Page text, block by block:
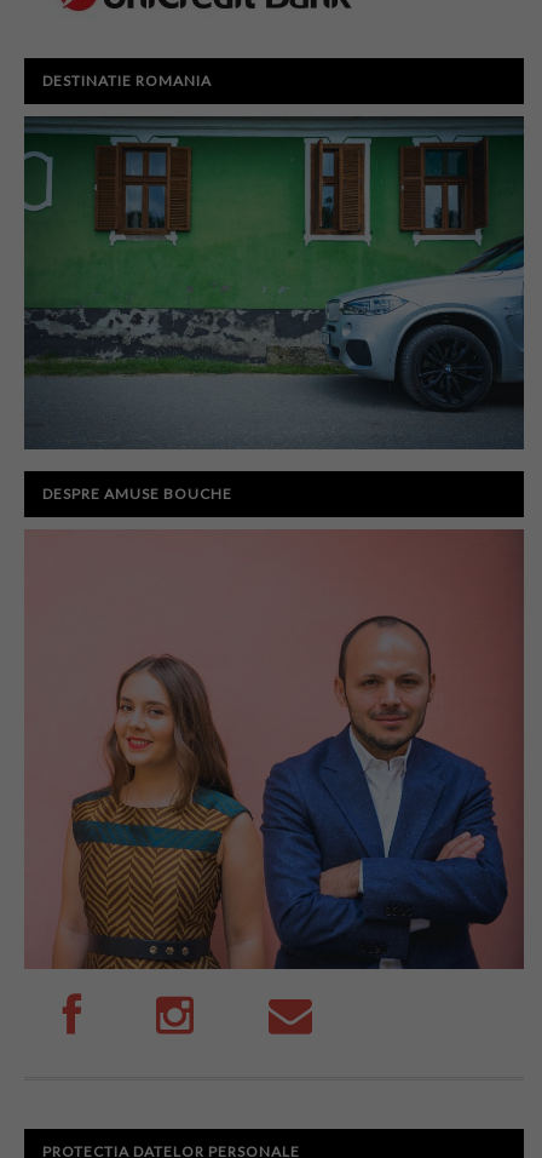
DESTINATIE ROMANIA
DESPRE AMUSE BOUCHE
PROTECTIA DATELOR PERSONALE